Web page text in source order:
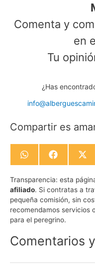
Comenta y
en
Tu
¿Has
Compartir es
Compartir
en
WhatsApp
Compartir
en
Facebook
en
X
Transparencia: esta
afiliado. Si contratas a
pequeña comisión, sin
recomendamos servicios
para el peregrino.
Comentarios